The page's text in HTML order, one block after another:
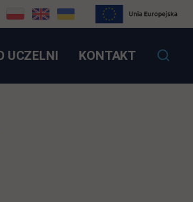
KARCIE
UCZELNI KONTAKT